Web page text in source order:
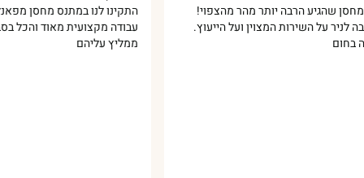
הרבה יותר מהר מהצפוי!
השירות המצוין ועל הייעוץ.
התקינו לנו במתנס מחסן מפאנל
עבודה מקצועית מאוד והכל בסבלנות
ממליץ עליהם